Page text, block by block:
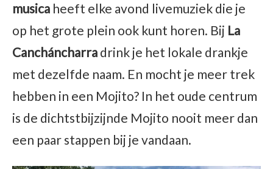
musica heeft elke avond livemuziek die je
op het grote plein ook kunt horen. Bij La
Cancháncharra drink je het lokale drankje
met dezelfde naam. En mocht je meer trek
hebben in een Mojito? In het oude centrum
is de dichtstbijzijnde Mojito nooit meer dan
een paar stappen bij je vandaan.